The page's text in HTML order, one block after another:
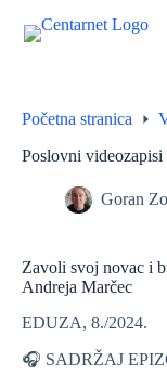
sadržaj
Početna stranica
Poslovni videozapisi
Goran
Zavoli svoj novac i
Andreja Marčec
EDUZA, 8./2024.
🎧 SADRŽAJ